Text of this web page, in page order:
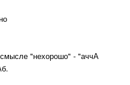
"нехорошо" - "аччА